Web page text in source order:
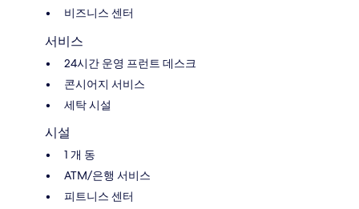
비즈니스 센터
서비스
24시간 운영 프런트 데스크
콘시어지 서비스
세탁 시설
시설
1 개 동
ATM/은행 서비스
피트니스 센터